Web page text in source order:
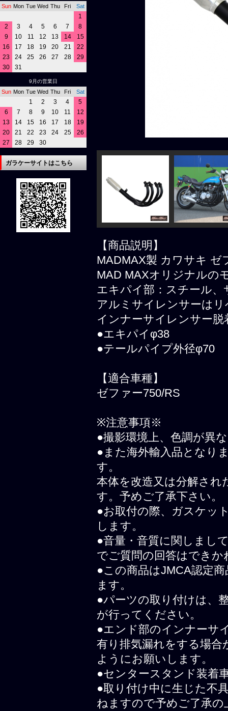
【商品説明】
MADMAX製 カワサキ ゼ
MAD MAXオリジナルの
エキパイ部：スチール
アルミサイレンサーは
インナーサイレンサー脱
●エキパイφ38
●テールパイプ外径φ70
【適合車種】
ゼファー750/RS
※注意事項※
●撮影環境上、色調が異
●また海外輸入品となり
す。
本体を改造又は分解され
す。予めご了承下さい。
●お取付の際、ガスケッ
します。
●音量・音質に関しまし
でご質問の回答はでき
●この商品はJMCA認定
ます。
●パーツの取り付けは、
が行ってください。
●エンド部のインナーサ
有り排気漏れをする場
ようにお願いします。
●センタースタンド装着
●取り付け中に生じた不
ねますので予めご了承
Sun Mon Tue Wed Thu Fri Sat
1
2
3 4 5 6 7
8
9
10 11 12 13 14
15
16
17 18 19 20 21
22
23
24 25 26 27 28
29
30
31
9月の営業日
Sun Mon Tue Wed Thu Fri Sat
1 2 3 4
5
6
7 8 9 10 11
12
13
14 15 16 17 18
19
20
21 22 23 24 25
26
27
28 29 30
ガラケーサイトはこちら